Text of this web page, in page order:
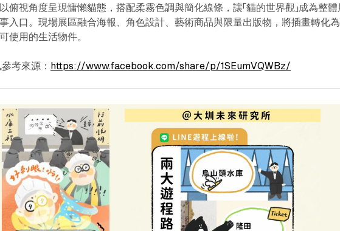
俯視角度呈現慵懶貓態，搭配柔霧色調與簡化線條，讓「貓的世界觀」成為整體
入口。現場展區融合海報、角色設計、藝術商品與限量出版物，將插畫轉化
使用的生活物件。
考來源： https://www.facebook.com/share/p/1SEumVQWBz/